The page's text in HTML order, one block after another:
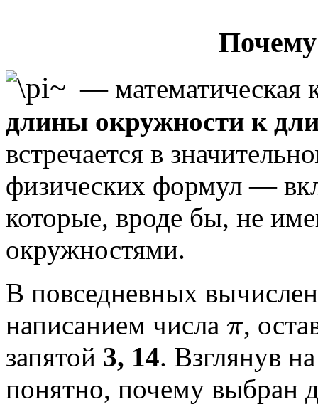
Почему
— математическая
длины окружности к
встречается в
физических формул —
которые, вроде бы, не
окружностями.
В повседневных
написанием числа π
π
,
запятой 3, 14. Взглянув
понятно, почему выбран